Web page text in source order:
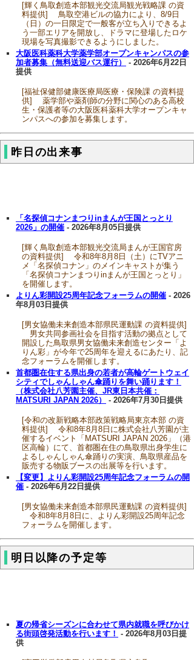
[輝く鳥取創造本部観光交流局観光戦略課 の資
料提供] 鳥取空港ビルの協力により、8/9日
（日）の一日限定で一般客が立ち入りできるよ
う一部エリアを開放し、ドラマに登場したロケ
現場を写真撮影できるようにしました。
大阪医科薬科大学薬学部オープンキャンパスの参
加者募集（無料送迎バス運行）
- 2026年6月22日
提供
[福祉保健部健康医療局医療・保険課 の資料提
供] 薬学部や薬剤師の分野に関心のある高校
生・保護者等の大阪医科薬科大学オープンキャ
ンパスへの参加を募集します。
昨日の出来事
「名探偵コナンまつりinまんが王国とっとり
2026」の開催 - 2026年8月05日提供
[輝く鳥取創造本部観光交流局まんが王国官房
の資料提供] 令和8年8月8日（土）にTVアニ
メ「名探偵コナン」のメインキャストが集う
「名探偵コナンまつりinまんが王国とっとり」
を開催します。
よりん彩開設25周年記念フォーラムの開催 - 2026
年8月03日提供
[男女協働未来創造本部県民運動課 の資料提供]
男女共同参画社会を目指す活動の拠点として
開設した鳥取県男女協働未来創造センター「よ
りん彩」が今年で25周年を迎えるにあたり、記
念フォーラムを開催します。
首都圏在住する県出身の若者が高輪ゲートウェイ
シティでしゃんしゃん傘踊りを舞い踊ります！
（株式会社八芳園主催、JR東日本共催：
MATSURI JAPAN 2026）
- 2026年7月30日提供
[令和の改新戦略本部政策戦略局東京本部 の資
料提供] 令和8年8月8日に株式会社八芳園が主
催するイベント「MATSURI JAPAN 2026」（港
区高輪）にて、首都圏在住の鳥取県出身学生に
よるしゃんしゃん傘踊りの実演、鳥取県産品を
販売する物販ブースの出展等を行います。
【変更】よりん彩開設25周年記念フォーラムの開
催 - 2026年6月22日提供
[男女協働未来創造本部県民運動課 の資料提供]
令和8年8月8日に、よりん彩開設25周年記念
フォーラムを開催します。
明日以降の予定等
夏の帰省シーズンに合わせて県内就職を呼びかけ
る街頭啓発活動を行います！ - 2026年8月03日提
供